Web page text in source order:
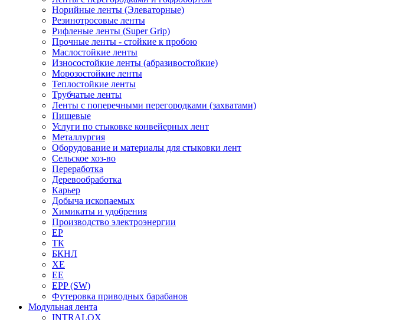
Норийные ленты (Элеваторные)
Резинотросовые ленты
Рифленые ленты (Super Grip)
Прочные ленты - стойкие к пробою
Маслостойкие ленты
Износостойкие ленты (абразивостойкие)
Морозостойкие ленты
Теплостойкие ленты
Трубчатые ленты
Ленты с поперечными перегородками (захватами)
Пищевые
Услуги по стыковке конвейерных лент
Металлургия
Оборудование и материалы для стыковки лент
Сельское хоз-во
Переработка
Деревообработка
Карьер
Добыча ископаемых
Химикаты и удобрения
Производство электроэнергии
EP
ТК
БКНЛ
XE
EE
EPP (SW)
Футеровка приводных барабанов
Модульная лента
INTRALOX